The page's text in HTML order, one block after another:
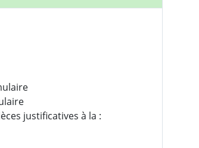
justificatives à la :